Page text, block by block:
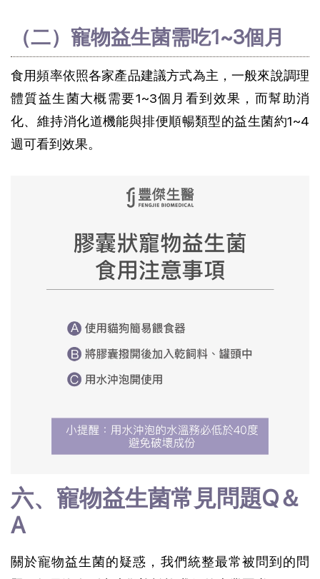
（二）寵物益生菌需吃1~3個月
食用頻率依照各家產品建議方式為主，一般來說調理
體質益生菌大概需要1~3個月看到效果，而幫助消
化、維持消化道機能與排便順暢類型的益生菌約1~4
週可看到效果。
六、寵物益生菌常見問題Q＆
A
關於寵物益生菌的疑惑，我們統整最常被問到的問